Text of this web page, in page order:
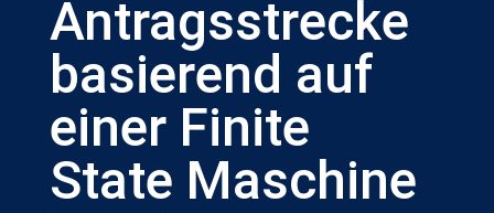
Antragsstrecke
basierend auf
einer Finite
State Maschine